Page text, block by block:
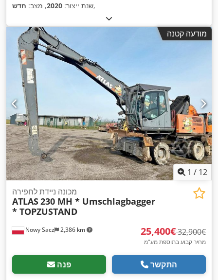
שנת ייצור: 2020, מצב: חדש ,
מודעה קטנה
1 / 12
Nowy Sacz 2,386 km
מכונה ניידת לחפירה
ATLAS230 MH * Umschlagbagger
* TOPZUSTAND
‏25,400 ‏€ ‏32,900 ‏€
מחיר קבוע בתוספת מע"מ
פנה התקשר